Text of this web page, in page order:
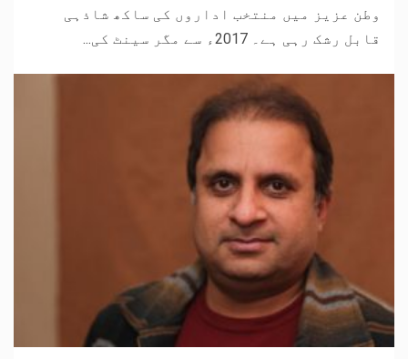
وطن عزیز میں منتخب اداروں کی ساکھ شاذہی
قابل رشک رہی ہے۔ 2017ء سے مگر سینٹ کی...